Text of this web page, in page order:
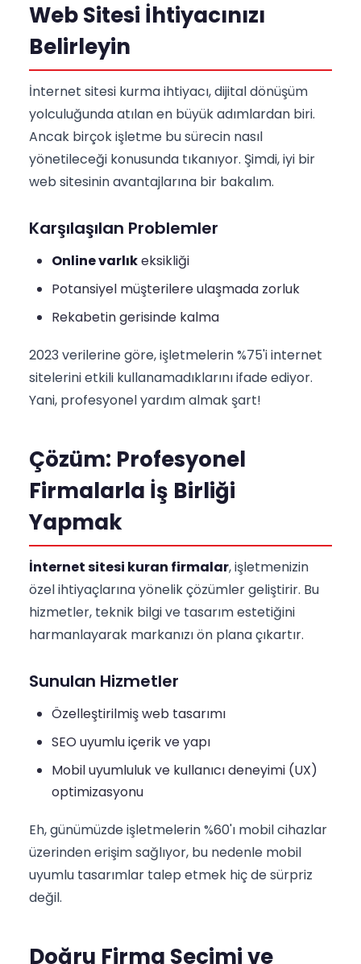
Web Sitesi İhtiyacınızı
Belirleyin
İnternet sitesi kurma ihtiyacı, dijital dönüşüm
yolculuğunda atılan en büyük adımlardan biri.
Ancak birçok işletme bu sürecin nasıl
yönetileceği konusunda tıkanıyor. Şimdi, iyi bir
web sitesinin avantajlarına bir bakalım.
Karşılaşılan Problemler
Online varlıkeksikliği
Potansiyel müşterilere ulaşmada zorluk
Rekabetin gerisinde kalma
2023 verilerine göre, işletmelerin %75'i internet
sitelerini etkili kullanamadıklarını ifade ediyor.
Yani, profesyonel yardım almak şart!
Çözüm: Profesyonel
Firmalarla İş Birliği
Yapmak
İnternet sitesi kuran firmalar, işletmenizin
özel ihtiyaçlarına yönelik çözümler geliştirir. Bu
hizmetler, teknik bilgi ve tasarım estetiğini
harmanlayarak markanızı ön plana çıkartır.
Sunulan Hizmetler
Özelleştirilmiş web tasarımı
SEO uyumlu içerik ve yapı
Mobil uyumluluk ve kullanıcı deneyimi (UX)
optimizasyonu
Eh, günümüzde işletmelerin %60'ı mobil cihazlar
üzerinden erişim sağlıyor, bu nedenle mobil
uyumlu tasarımlar talep etmek hiç de sürpriz
değil.
Doğru Firma Seçimi ve